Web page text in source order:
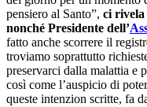
pensiero al Santo”, ci rivela
nonché Presidente dell’
fatto anche scorrere il
troviamo soprattutto
preservarci dalla malattia e
così come l’auspicio di
queste intenzion scritte, fa